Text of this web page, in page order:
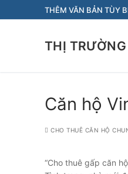
đến
THÊM VĂN BẢN TÙY
THỊ
Căn hộ
CHO THUÊ CĂN HỘ
“Cho thuê gấp căn